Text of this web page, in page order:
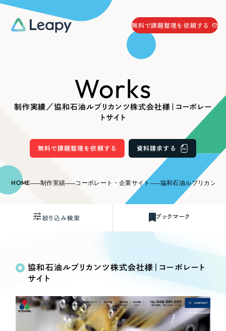
サービス
Service
サービス紹介
会社概要
お役立ち情報
無料で課題整理を依頼
無料で課題整理を依頼する
058-215-0066
24時間受付
資料請求する
Web Produce
採用サイト制作
ブランドサイト制作
ブランディング支援
会社情報
制作実績／協和石油ルブリカンツ株式会社様｜コーポレー
トサイト
Works
無料で課題整理を依頼する 資料請求する
HOME 制作実績 コーポレート・企業サイト 協和石油ルブリカンツ株式
絞り込み検索 ブックマーク
コーポレート・企業サイト
協和石油ルブリカンツ株式会社様｜コーポレート
サイト